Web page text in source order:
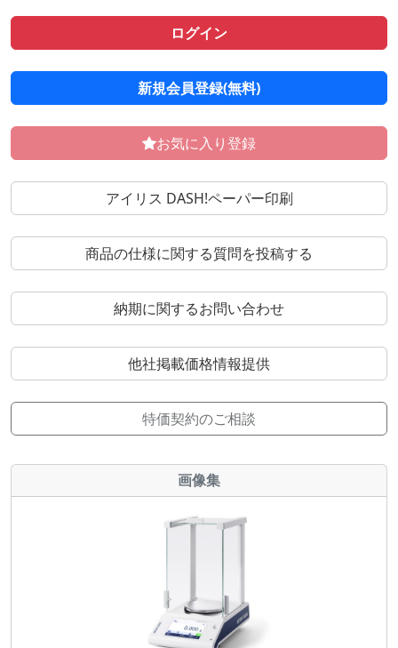
ログイン
新規会員登録(無料)
お気に入り登録
アイリス DASH!ペーパー印刷
商品の仕様に関する質問を投稿する
納期に関するお問い合わせ
他社掲載価格情報提供
特価契約のご相談
画像集